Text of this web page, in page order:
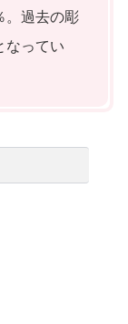
。過去の彫
なってい